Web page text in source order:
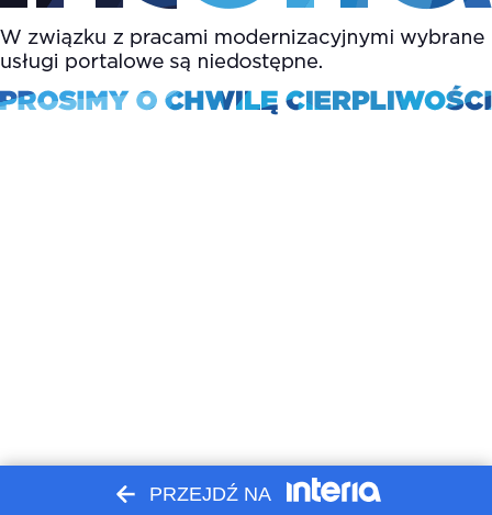
PRZEJDŹ NA